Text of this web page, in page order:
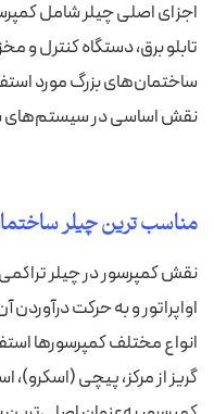
اجزای اصلی چیلر شامل
تابلو برق، دستگاه کنترل و
ساختمان‌های بزرگ مورد
نقش اساسی در سیستم‌های
مناسب ترین چیلر
نقش کمپرسور در چیلر
اواپراتور و به حرکت
انواع مختلف کمپرسورها
گریز از مرکز، پیچی